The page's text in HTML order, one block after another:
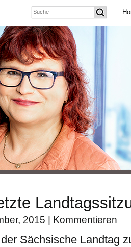
2015 | Kommentieren
Sächsische Landtag